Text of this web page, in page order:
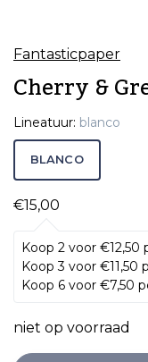
Fantasticpaper
Cherry &
Lineatuur: blanco
BLANCO
€15,00
Koop 2 voor €12,50
Koop 3 voor €11,50
Koop 6 voor €7,50
niet op voorraad